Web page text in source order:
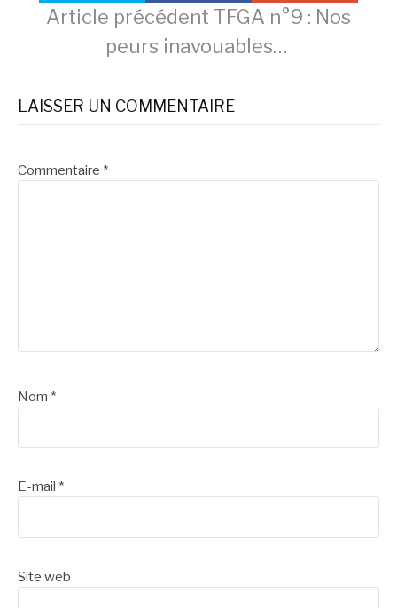
Lire
la
suite
Article précédent TFGA n°9 : Nos
peurs inavouables…
LAISSER UN COMMENTAIRE
Commentaire *
Nom *
E-mail *
Site web